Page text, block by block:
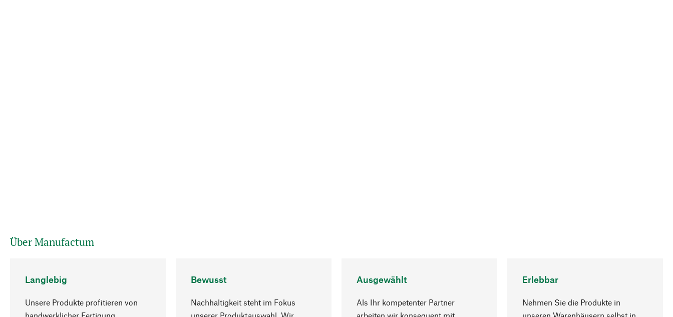
Über Manufactum
Langlebig
Unsere Produkte profitieren von
Bewusst
Nachhaltigkeit steht im Fokus
Ausgewählt
Als Ihr kompetenter Partner
Erlebbar
Nehmen Sie die Produkte in